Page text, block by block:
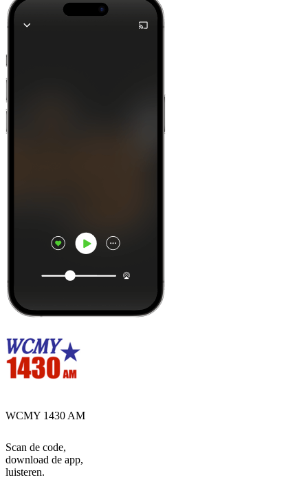
WCMY 1430 AM
Scan de code,
download de app,
luisteren.